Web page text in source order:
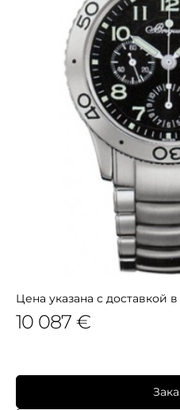
Цена указана с доставкой
10 087 €